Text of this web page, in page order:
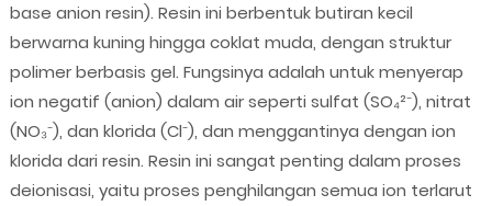
base anion resin). Resin ini berbentuk butiran kecil
berwarna kuning hingga coklat muda, dengan struktur
polimer berbasis gel. Fungsinya adalah untuk menyerap
ion negatif (anion) dalam air seperti sulfat (SO₄²⁻), nitrat
(NO₃⁻), dan klorida (Cl⁻), dan menggantinya dengan ion
klorida dari resin. Resin ini sangat penting dalam proses
deionisasi, yaitu proses penghilangan semua ion terlarut